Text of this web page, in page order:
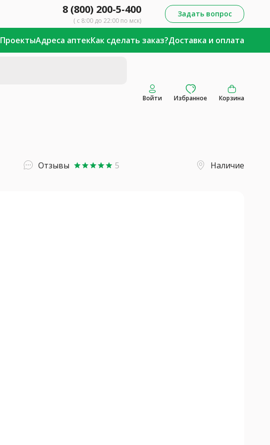
8 (800) 200-5-400
( с 8:00 до 22:00 по мск)
Задать вопрос
ПроектыАдреса аптекКак сделать заказ?Доставка и оплата
Войти Избранное Корзина
Отзывы starstarstarstarstar 5 Наличие